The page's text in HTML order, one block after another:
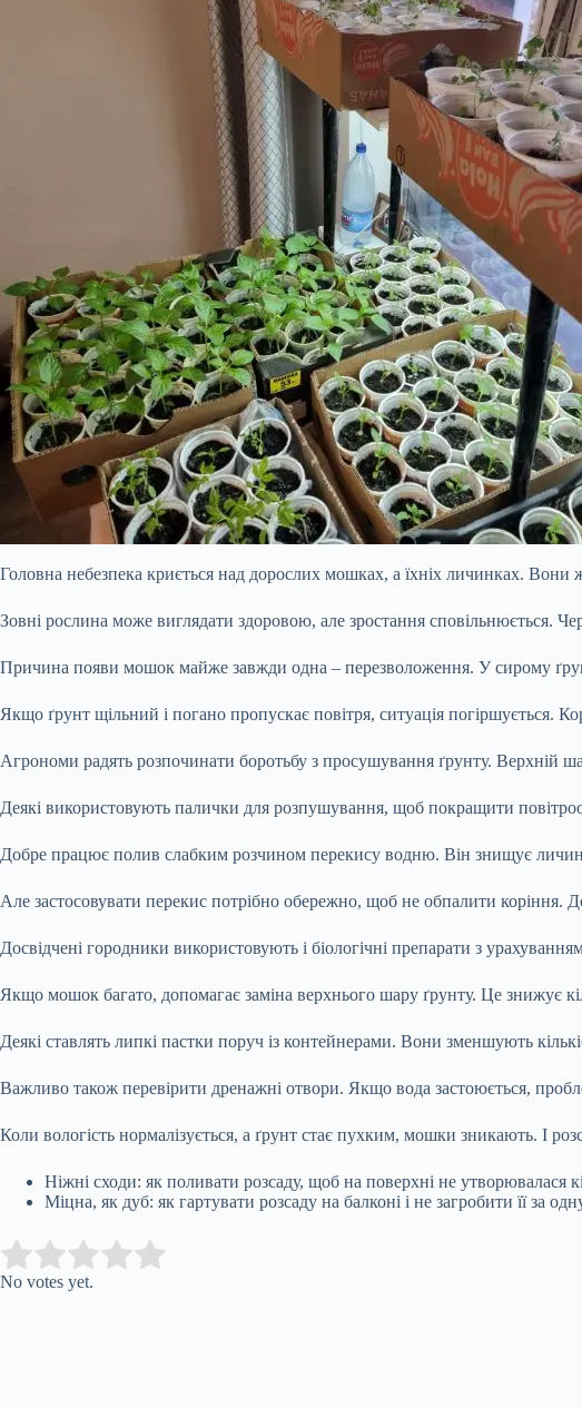
Головна небезпека криється над дорослих мошках, а їхніх личинках. Вони
Зовні рослина може виглядати здоровою, але зростання сповільнюється.
Причина появи мошок майже завжди одна – перезволоження. У сирому
Якщо ґрунт щільний і погано пропускає повітря, ситуація погіршується.
Агрономи радять розпочинати боротьбу з просушування ґрунту.
Деякі використовують палички для розпушування, щоб покращити
Добре працює полив слабким розчином перекису водню. Він знищує
Але застосовувати перекис потрібно обережно, щоб не обпалити коріння.
Досвідчені городники використовують і біологічні препарати з
Якщо мошок багато, допомагає заміна верхнього шару ґрунту. Це знижує
Деякі ставлять липкі пастки поруч із контейнерами. Вони зменшують
Важливо також перевірити дренажні отвори. Якщо вода застоюється,
Коли вологість нормалізується, а ґрунт стає пухким, мошки зникають. І
Ніжні сходи: як поливати розсаду, щоб на поверхні не утворювалася
Міцна, як дуб: як гартувати розсаду на балконі і не загробити її за
Rate this item:
No votes yet.